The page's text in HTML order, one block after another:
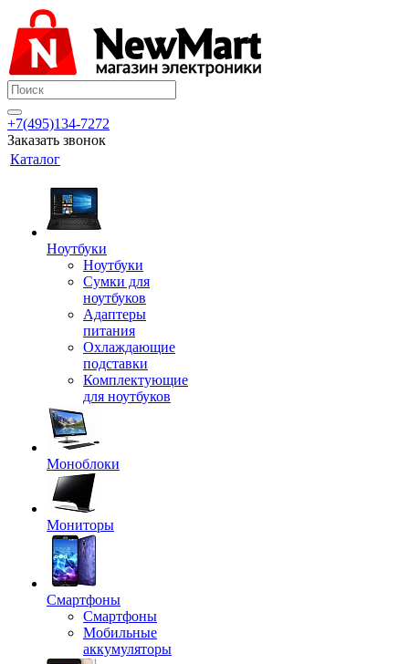
+7(495)134-7272
Заказать звонок
Каталог
Ноутбуки
Ноутбуки
Сумки для
ноутбуков
Адаптеры
питания
Охлаждающие
подставки
Комплектующие
для ноутбуков
Моноблоки
Мониторы
Смартфоны
Смартфоны
Мобильные
аккумуляторы